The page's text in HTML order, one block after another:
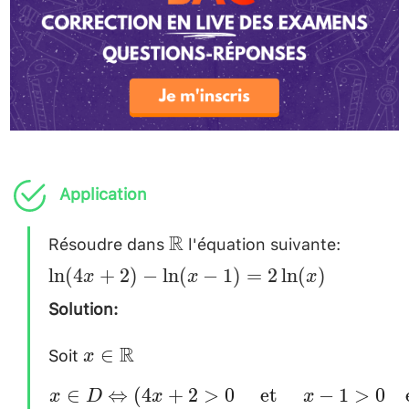
Application
Résoudre dans\mathbb{R}
Rl'équation suivante:
ln(4x + 2) − ln(x − 1) = 2ln(x)
Solution:
Soitx\in
x ∈ R
\begin{aligned}
x ∈ D ⇔ (4x + 2 > 0 et x − 1 > 0